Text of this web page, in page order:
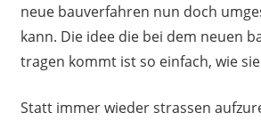
neue bauverfahren nun doch
kann. Die idee die bei dem neuen
tragen kommt ist so einfach, wie
Statt immer wieder strassen